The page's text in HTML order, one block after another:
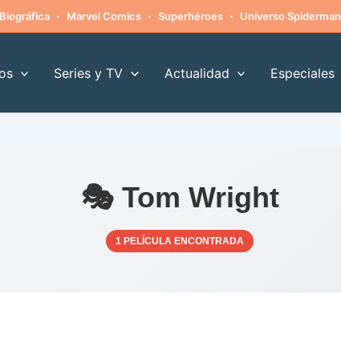
Biográfica · Marvel Comics · Superhéroes · Universo Spiderman
Series y TV Actualidad Especiales
🎭 Tom Wright
1 PELÍCULA ENCONTRADA